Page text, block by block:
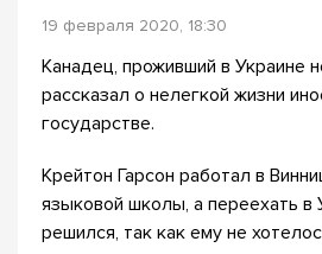
19 февраля 2020, 18:30
Канадец, проживший в Украине
рассказал о нелегкой жизни
государстве.
Крейтон Гарсон работал в
языковой школы, а переехать в
решился, так как ему не